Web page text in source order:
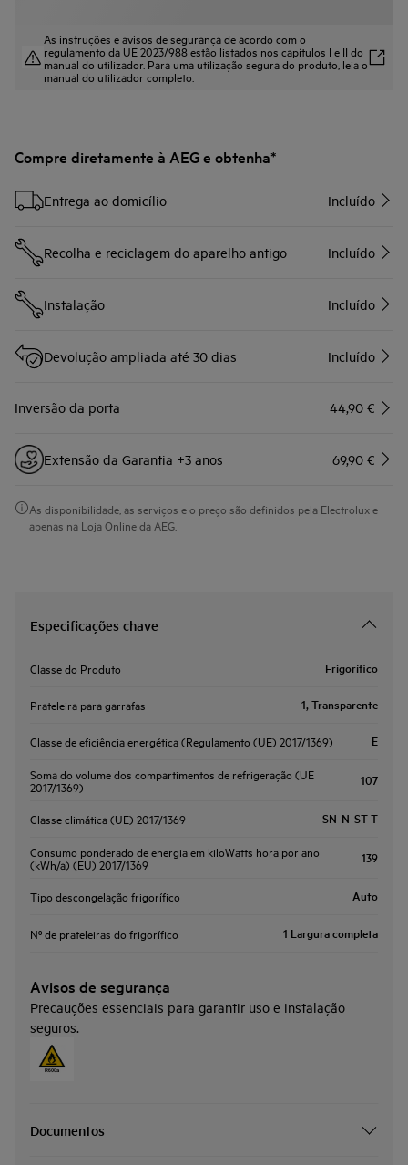
As instruções e avisos de segurança de acordo com o
regulamento da UE 2023/988 estão listados nos capítulos I e II do
manual do utilizador. Para uma utilização segura do produto, leia o
manual do utilizador completo.
Compre diretamente à AEG e obtenha*
Entrega ao domicílio Incluído
Recolha e reciclagem do aparelho antigo Incluído
Instalação Incluído
Devolução ampliada até 30 dias Incluído
Inversão da porta 44,90 €
Extensão da Garantia +3 anos 69,90 €
As disponibilidade, as serviços e o preço são definidos pela Electrolux e
apenas na Loja Online da AEG.
Especificações chave
Classe do Produto Frigorífico
Prateleira para garrafas 1, Transparente
Classe de eficiência energética (Regulamento (UE) 2017/1369) E
Soma do volume dos compartimentos de refrigeração (UE
2017/1369) 107
Classe climática (UE) 2017/1369 SN-N-ST-T
Consumo ponderado de energia em kiloWatts hora por ano
(kWh/a) (EU) 2017/1369 139
Tipo descongelação frigorífico Auto
Nº de prateleiras do frigorífico 1 Largura completa
Avisos de segurança
Precauções essenciais para garantir uso e instalação
seguros.
Documentos